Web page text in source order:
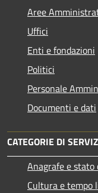
Aree
Uffici
Enti e fondazioni
Politici
Personale
Documenti e dati
CATEGORIE DI
Anagrafe e stato
Cultura e tempo